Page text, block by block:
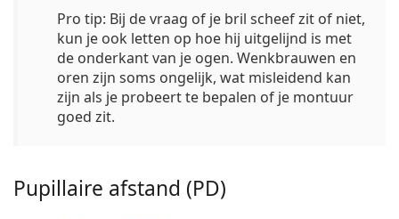
Pro tip: Bij de vraag of je bril scheef zit of niet,
kun je ook letten op hoe hij uitgelijnd is met
de onderkant van je ogen. Wenkbrauwen en
oren zijn soms ongelijk, wat misleidend kan
zijn als je probeert te bepalen of je montuur
goed zit.
Pupillaire afstand (PD)